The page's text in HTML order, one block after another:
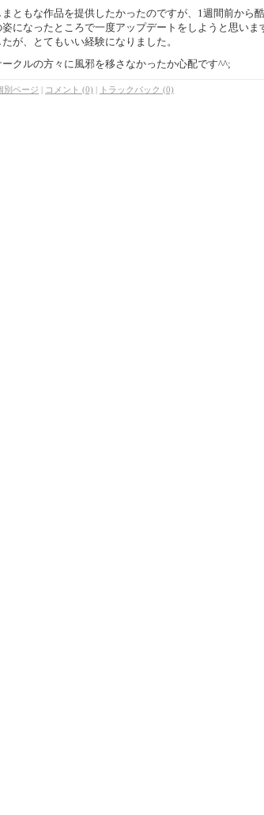
ともな作品を提供したかったのですが、1週間前から
姿になったところで一度アップデートをしようと思い
が、とてもいい経験になりました。
クルの方々に風邪を移さなかったか心配です^^;
別ページ | コメント (0) | トラックバック (0)